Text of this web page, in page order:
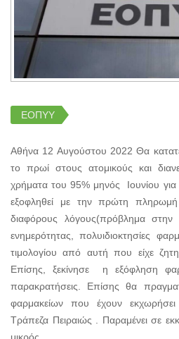
ΕΟΠΥΥ
Αθήνα 12 Αυγούστου 2022 Θα
το πρωί στους ατομικούς και
χρήματα του 95% μηνός Ιουνίου
εξοφληθεί με την πρώτη
διαφόρους λόγους(πρόβλημα στην
ενημερότητας, πολυιδιοκτησίες
τιμολογίου από αυτή που είχε
Επίσης, ξεκίνησε η εξόφληση
παρακρατήσεις. Επίσης θα
φαρμακείων που έχουν
Τράπεζα Πειραιώς . Παραμένει σε